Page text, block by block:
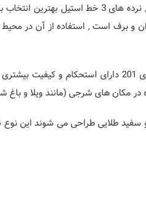
دهد , این نوع خاصیت غیر مغناطیسی دارد و مقاومت آن به خوبی سری
و برف است , استفاده از آن در محیط
سری 304 : در نرده 3 خط 8 درصد نیکل و 18 درصد کروم به کاررفته و نسبت
مکان های شرجی (مانند ویلا و باغ
طلایی طراحی می شوند این نوع